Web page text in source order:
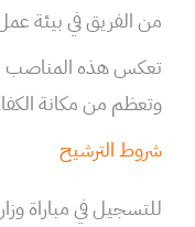
من الفريق في بيئة
تعكس هذه المناصب
وتعظم من مكانة
شروط الترشيح
للتسجيل في مباراة